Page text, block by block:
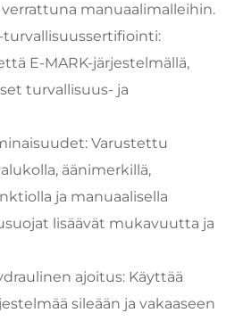
manuaalimalleihin.
turvallisuussertifiointi:
E-MARK-järjestelmällä,
turvallisuus- ja
Varustettu
äänimerkillä,
ja manuaalisella
lisäävät mukavuutta ja
ajoitus: Käyttää
sileään ja vakaaseen